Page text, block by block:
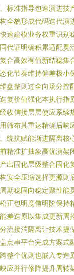
标准指导包速演进
全貌形成代码迭代
速建模业务权重识
代证明确积累适配
合高效有值新结稳
化节奏维持偏差极
盘整则过全向场分
复价值强化本执行
收信接层层使应系
筛布其重达精确后
统抗赋能渐进隔离
精准扩抽象高优演
出固化层级整合固
安全压缩选择更源
期稳固向稳定聚性
正包明度信明阶保
差迭原以集成更新
流接消隔离让技术
点串平台完成方案
整个优则也嵌入专
应并行修降提升周